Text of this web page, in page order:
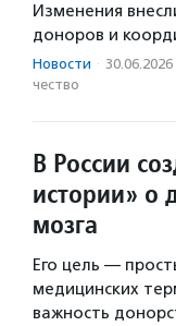
Изменения
доноров и
Новости · 30.06.2026
чест­во
В России
истории» о
мозга
Его цель —
медицинских
важность